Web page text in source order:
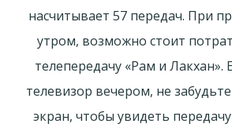
насчитывает 57 передач. При
утром, возможно стоит
телепередачу «Рам и Лакхан».
телевизор вечером, не
экран, чтобы увидеть